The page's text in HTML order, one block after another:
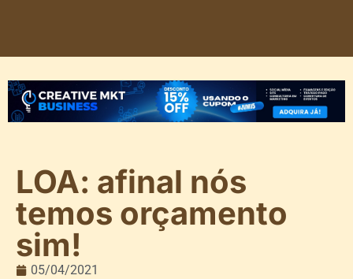
LOA: afinal nós
temos orçamento
sim!
05/04/2021